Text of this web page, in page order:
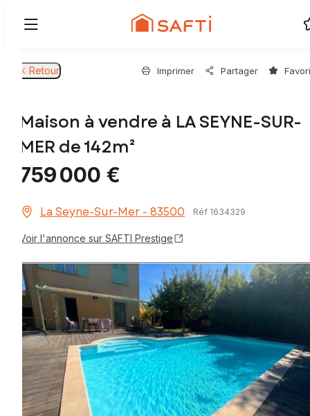
Retour Imprimer Partager
Maison à vendre à LA SEYNE-SUR-
MER de 142m²
759 000 €
La Seyne-Sur-Mer - 83500 Réf 1634329
Voir l'annonce sur SAFTI Prestige